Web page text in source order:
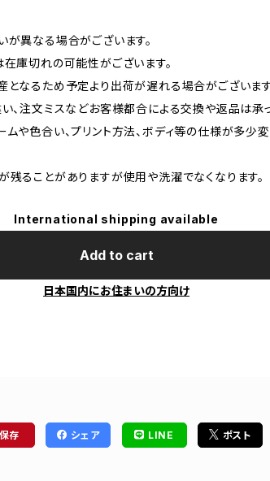
が異なる場合がございます。
在庫切れの可能性がございます。
となるため予定より出荷が遅れる場合がございます
い、注文ミスなどお客様都合による交換や返品は承
ムや色合い、プリント方法、ボディ等の仕様が多少
残ることがありますが使用や洗濯でなくなります。
International shipping available
Add to cart
日本国内にお住まいの方向け
保存 シェア LINE ポスト